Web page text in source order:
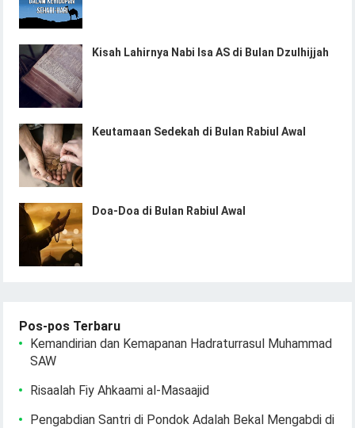
Kisah Lahirnya Nabi Isa AS di Bulan Dzulhijjah
Keutamaan Sedekah di Bulan Rabiul Awal
Doa-Doa di Bulan Rabiul Awal
Pos-pos Terbaru
Kemandirian dan Kemapanan Hadraturrasul Muhammad
SAW
Risaalah Fiy Ahkaami al-Masaajid
Pengabdian Santri di Pondok Adalah Bekal Mengabdi di